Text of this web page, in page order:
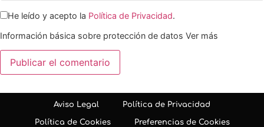
He leído y acepto la Política de Privacidad.
Información básica sobre protección de datos Ver más
Aviso Legal Política de Privacidad
Política de Cookies Preferencias de Cookies